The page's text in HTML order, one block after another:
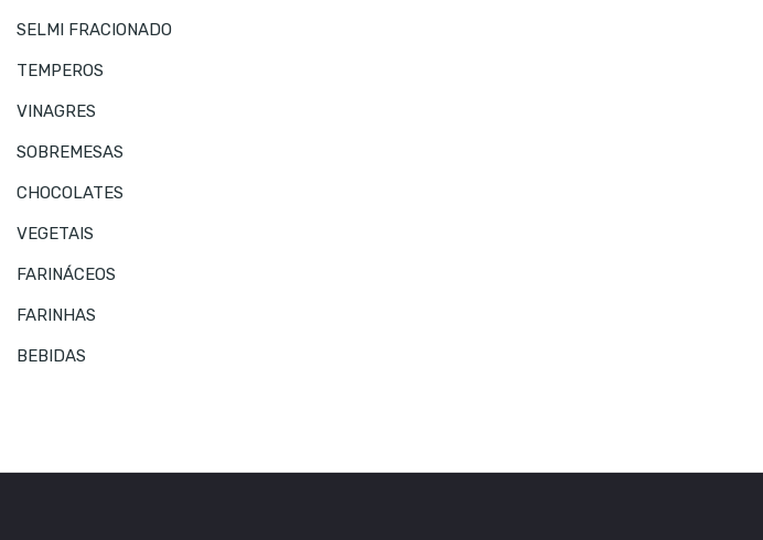
SELMI FRACIONADO
TEMPEROS
VINAGRES
SOBREMESAS
CHOCOLATES
VEGETAIS
FARINÁCEOS
FARINHAS
BEBIDAS